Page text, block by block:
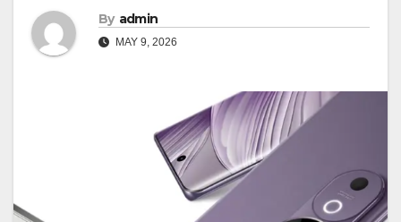
By admin
MAY 9, 2026